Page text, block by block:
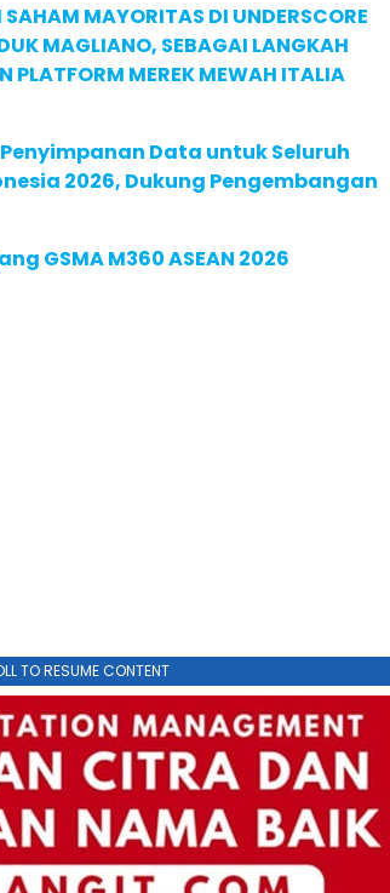
MAYORITAS DI UNDERSCORE
MAGLIANO, SEBAGAI LANGKAH
PLATFORM MEREK MEWAH ITALIA
Data untuk Seluruh
2026, Dukung Pengembangan
GSMA M360 ASEAN 2026
TO RESUME CONTENT